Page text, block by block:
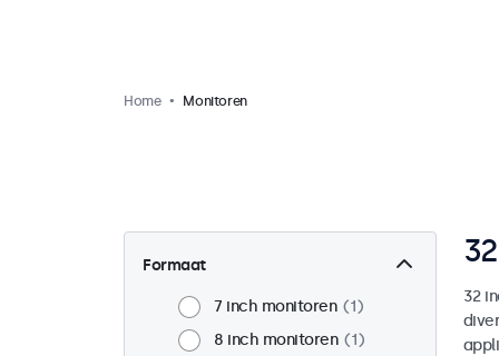
Home Monitoren
Formaat
7 inch monitoren
1
8 inch monitoren
1
32